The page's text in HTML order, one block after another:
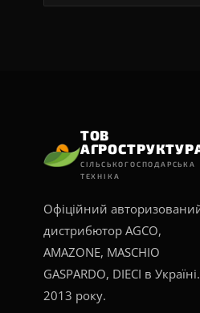
ТОВ
СІЛЬСЬКОГОСПОДАРСЬКА
ТЕХНІКА
Офіційний
дистрибютор AGCO,
AMAZONE, MASCHIO
GASPARDO, DIECI в
2013 року.